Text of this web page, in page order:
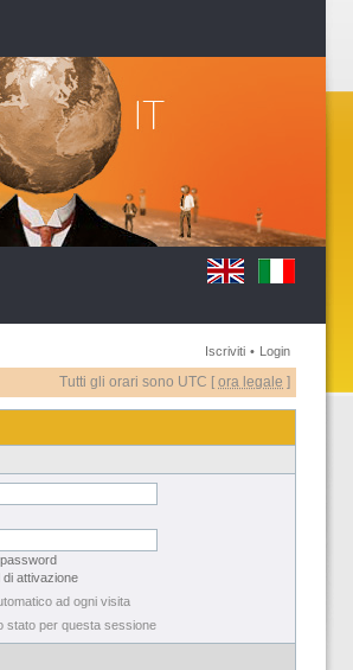
Iscriviti • Login
Tutti gli orari sono UTC [ ora legale ]
di attivazione
ad ogni visita
stato per questa sessione